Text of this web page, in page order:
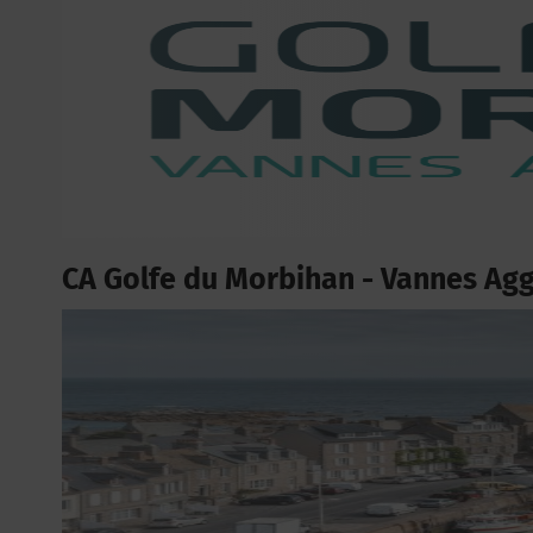
CA Golfe du Morbihan - Vannes